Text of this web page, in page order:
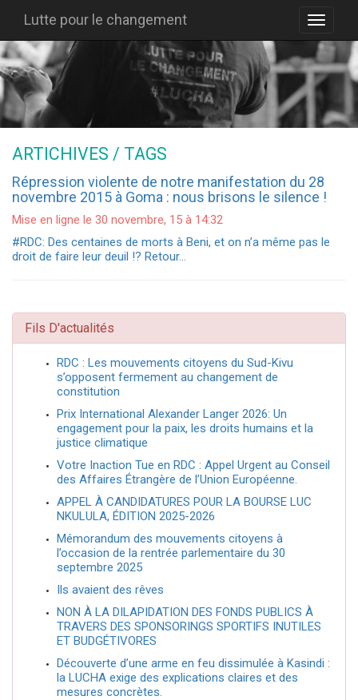
Lutte pour le changement
ARTICHIVES / TAGS
Répression violente de notre manifestation du 28
novembre 2015 à Goma : nous brisons le silence !
Mise en ligne le 30 novembre, 15 à 14:32
#RDC: Des centaines de morts à Beni, et on n’a même pas le
droit de faire leur deuil !? Retour…
Fils D'actualités
RDC : Les mouvements citoyens du Sud-Kivu
s’opposent fermement au changement de
constitution
Prix International Alexander Langer 2026: Un
engagement pour la paix, les droits humains et la
justice climatique
Votre Inaction Tue en RDC : Appel Urgent au Conseil
des Affaires Étrangère de l’Union Européenne.
APPEL À CANDIDATURES POUR LA BOURSE LUC
NKULULA, ÉDITION 2025-2026
Mémorandum des mouvements citoyens à
l’occasion de la rentrée parlementaire du 30
septembre 2025
Ils avaient des rêves
NON À LA DILAPIDATION DES FONDS PUBLICS À
TRAVERS DES SPONSORINGS SPORTIFS INUTILES
ET BUDGÉTIVORES
Découverte d’une arme en feu dissimulée à Kasindi :
la LUCHA exige des explications claires et des
mesures concrètes.